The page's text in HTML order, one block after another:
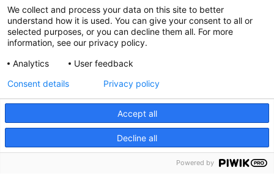
surfgedrag of unieke ID's op deze site verwerken. Als je geen toestemming
geeft of uw toestemming intrekt, kan dit een nadelige invloed hebben op
bepaalde functies en mogelijkheden.
Accepteren
Weiger
Bekijk voorkeuren
CookiesPrivacy statement
Contact
Cookies
Toegankelijkheid
Privacy statement
We collect and process your data on this site to better
understand how it is used. You can give your consent to all or
selected purposes, or you can decline them all. For more
information, see our privacy policy.
Analytics
User feedback
Accept all
Decline all
Consent details Privacy policy
Powered by